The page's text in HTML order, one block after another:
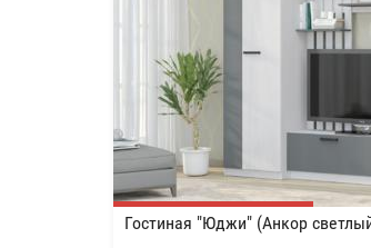
Гостиная "Юджи" (Анкор